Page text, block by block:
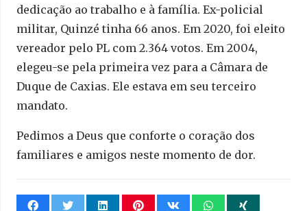
dedicação ao trabalho e à família. Ex-policial
militar, Quinzé tinha 66 anos. Em 2020, foi eleito
vereador pelo PL com 2.364 votos. Em 2004,
elegeu-se pela primeira vez para a Câmara de
Duque de Caxias. Ele estava em seu terceiro
mandato.
Pedimos a Deus que conforte o coração dos
familiares e amigos neste momento de dor.